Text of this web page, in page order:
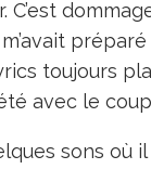
C’est
toujours
avec le
sons où